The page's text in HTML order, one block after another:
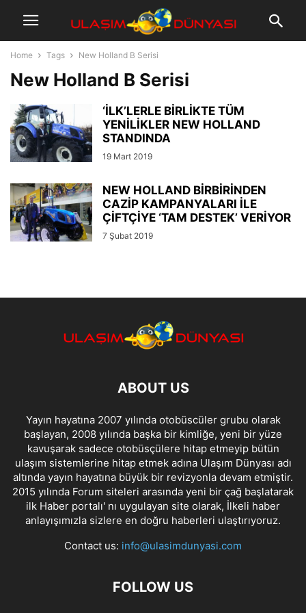
Home Tags New Holland B Serisi
New Holland B Serisi
‘İLK’LERLE BİRLİKTE TÜM
YENİLİKLER NEW HOLLAND
STANDINDA
19 Mart 2019
NEW HOLLAND BİRBİRİNDEN
CAZİP KAMPANYALARI İLE
ÇİFTÇİYE ‘TAM DESTEK’ VERİYOR
7 Şubat 2019
ABOUT US
Yayın hayatına 2007 yılında otobüscüler grubu olarak
başlayan, 2008 yılında başka bir kimliğe, yeni bir yüze
kavuşarak sadece otobüsçülere hitap etmeyip bütün
ulaşım sistemlerine hitap etmek adına Ulaşım Dünyası adı
altında yayın hayatına büyük bir revizyonla devam etmiştir.
2015 yılında Forum siteleri arasında yeni bir çağ başlatarak
ilk Haber portalı' nı uygulayan site olarak, İlkeli haber
anlayışımızla sizlere en doğru haberleri ulaştırıyoruz.
Contact us: info@ulasimdunyasi.com
FOLLOW US